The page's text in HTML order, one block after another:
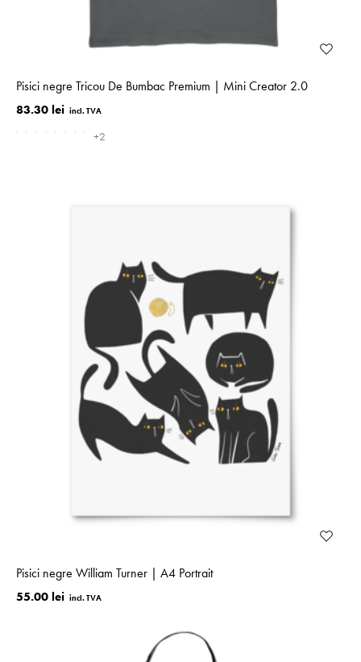
Pisici negre Tricou De Bumbac Premium | Mini Creator 2.0
83.30 lei
+2
Pisici negre William Turner | A4 Portrait
55.00 lei